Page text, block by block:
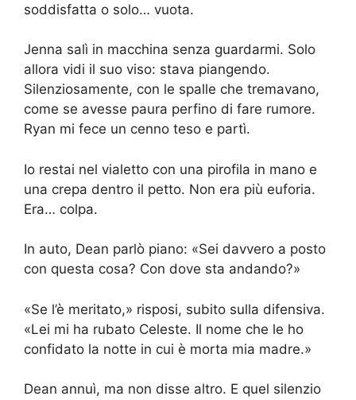
soddisfatta o solo… vuota.
Jenna salì in macchina senza guardarmi. Solo
allora vidi il suo viso: stava piangendo.
Silenziosamente, con le spalle che tremavano,
come se avesse paura perfino di fare rumore.
Ryan mi fece un cenno teso e partì.
Io restai nel vialetto con una pirofila in mano e
una crepa dentro il petto. Non era più euforia.
Era… colpa.
In auto, Dean parlò piano: «Sei davvero a posto
con questa cosa? Con dove sta andando?»
«Se l’è meritato,» risposi, subito sulla difensiva.
«Lei mi ha rubato Celeste. Il nome che le ho
confidato la notte in cui è morta mia madre.»
Dean annuì, ma non disse altro. E quel silenzio